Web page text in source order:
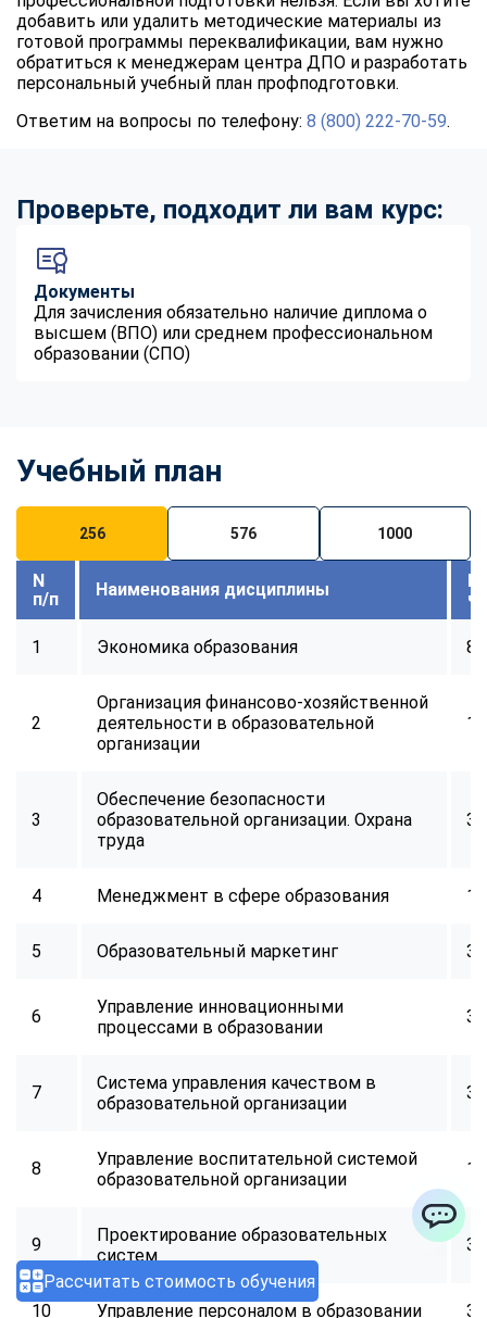
Рассчитать стоимость обучения
добавить или удалить методические материалы из
готовой программы переквалификации, вам нужно
обратиться к менеджерам центра ДПО и разработать
персональный учебный план профподготовки.
Ответим на вопросы по телефону: 8 (800) 222-70-59.
Проверьте, подходит ли вам курс:
Документы
Для зачисления обязательно наличие диплома о
высшем (ВПО) или среднем профессиональном
образовании (СПО)
Учебный план
256 576 1000
N
п/п
Наименования дисциплины
1 Экономика образования 8
2
Организация финансово-хозяйственной
деятельности в образовательной
организации
16
3
Обеспечение безопасности
образовательной организации. Охрана
труда
32
4 Менеджмент в сфере образования 16
5 Образовательный маркетинг 32
6
Управление инновационными
процессами в образовании
32
7
Система управления качеством в
образовательной организации
32
8
Управление воспитательной системой
образовательной организации
16
9
Проектирование образовательных
систем
32
10 Управление персоналом в образовании 32
ChatApp
online
Свяжитесь с нами через любой удобный мессенджер!
Max
ChatApp